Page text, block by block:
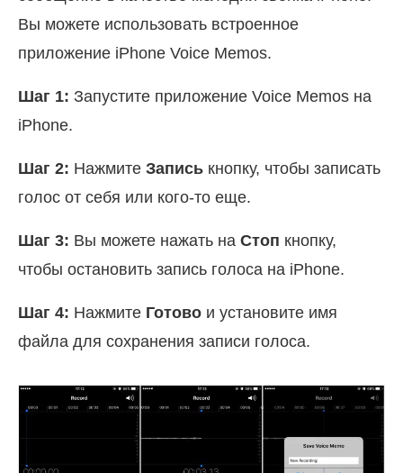
Вы можете использовать встроенное
приложение iPhone Voice Memos.
Шаг 1: Запустите приложение Voice Memos на
iPhone.
Шаг 2: Нажмите Запись кнопку, чтобы записать
голос от себя или кого-то еще.
Шаг 3: Вы можете нажать на Стоп кнопку,
чтобы остановить запись голоса на iPhone.
Шаг 4: Нажмите Готово и установите имя
файла для сохранения записи голоса.